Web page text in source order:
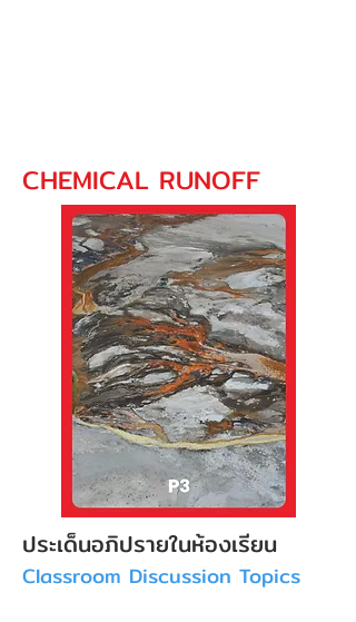
CHEMICAL RUNOFF
ประเด็นอภิปรายในห้องเรียน
Classroom Discussion Topics